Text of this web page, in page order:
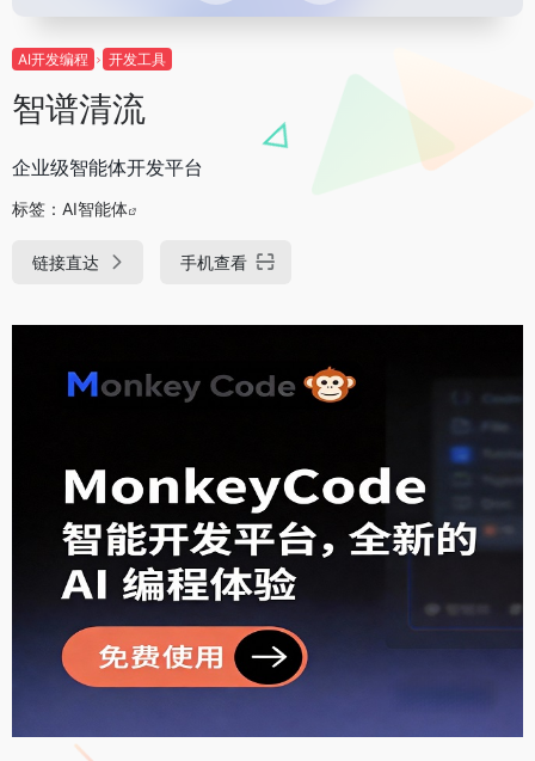
AI开发编程 开发工具
智谱清流
企业级智能体开发平台
标签： AI智能体
链接直达 手机查看